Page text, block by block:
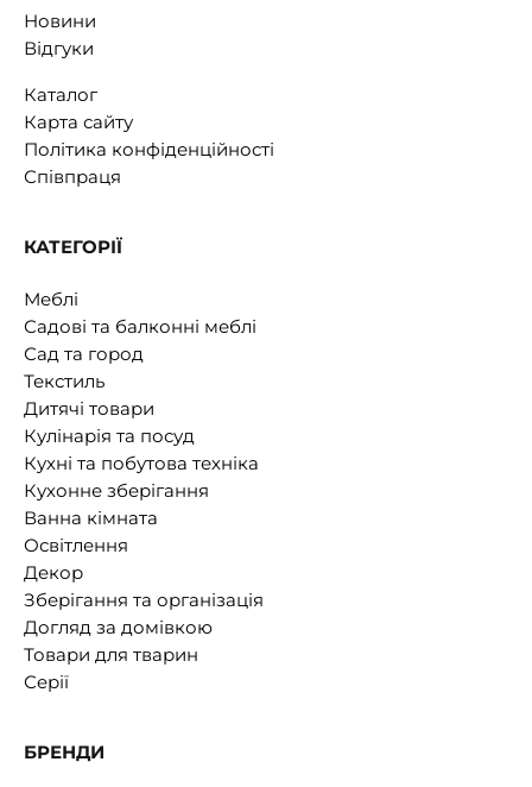
Новини
Відгуки
Каталог
Карта сайту
Політика конфіденційності
Співпраця
КАТЕГОРІЇ
Меблі
Садові та балконні меблі
Сад та город
Текстиль
Дитячі товари
Кулінарія та посуд
Кухні та побутова техніка
Кухонне зберігання
Ванна кімната
Освітлення
Декор
Зберігання та організація
Догляд за домівкою
Товари для тварин
Серії
БРЕНДИ